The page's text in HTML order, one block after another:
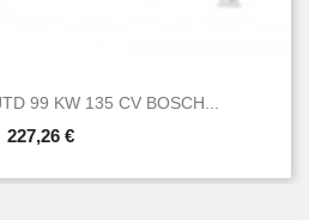
99 KW 135 CV BOSCH...
227,26 €